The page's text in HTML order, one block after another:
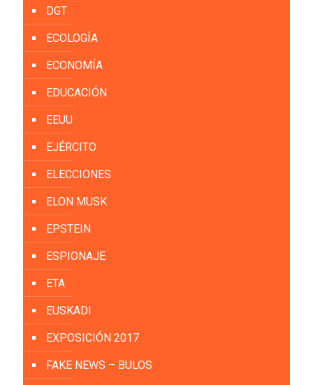
DGT
ECOLOGÍA
ECONOMÍA
EDUCACIÓN
EEUU
EJÉRCITO
ELECCIONES
ELON MUSK
EPSTEIN
ESPIONAJE
ETA
EUSKADI
EXPOSICIÓN 2017
FAKE NEWS – BULOS